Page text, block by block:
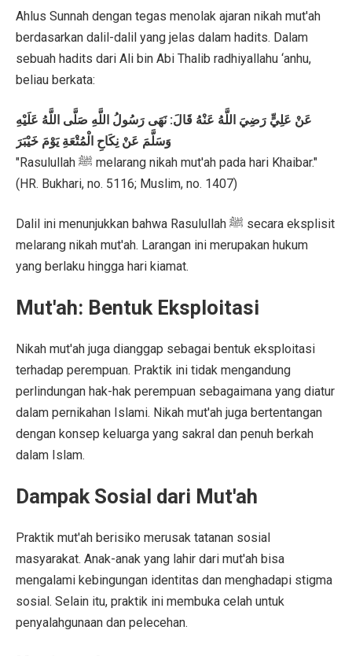
Ahlus Sunnah dengan tegas menolak ajaran nikah mut'ah
berdasarkan dalil-dalil yang jelas dalam hadits. Dalam
sebuah hadits dari Ali bin Abi Thalib radhiyallahu ‘anhu,
beliau berkata:
عَنْ عَلِيٍّ رَضِيَ اللَّهُ عَنْهُ قَالَ: نَهَى رَسُولُ اللَّهِ صَلَّى اللَّهُ عَلَيْهِ
وَسَلَّمَ عَنْ نِكَاحِ الْمُتْعَةِ يَوْمَ خَيْبَرَ
"Rasulullah ﷺ melarang nikah mut'ah pada hari Khaibar."
(HR. Bukhari, no. 5116; Muslim, no. 1407)
Dalil ini menunjukkan bahwa Rasulullah ﷺ secara eksplisit
melarang nikah mut'ah. Larangan ini merupakan hukum
yang berlaku hingga hari kiamat.
Mut'ah: Bentuk Eksploitasi
Nikah mut'ah juga dianggap sebagai bentuk eksploitasi
terhadap perempuan. Praktik ini tidak mengandung
perlindungan hak-hak perempuan sebagaimana yang diatur
dalam pernikahan Islami. Nikah mut'ah juga bertentangan
dengan konsep keluarga yang sakral dan penuh berkah
dalam Islam.
Dampak Sosial dari Mut'ah
Praktik mut'ah berisiko merusak tatanan sosial
masyarakat. Anak-anak yang lahir dari mut'ah bisa
mengalami kebingungan identitas dan menghadapi stigma
sosial. Selain itu, praktik ini membuka celah untuk
penyalahgunaan dan pelecehan.